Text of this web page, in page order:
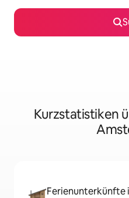
Kurzstatistiken
Ferienunterkünfte